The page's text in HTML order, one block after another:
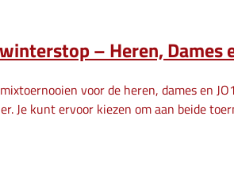
– Heren, Dames
voor de heren, dames en
Je kunt ervoor kiezen om aan beide